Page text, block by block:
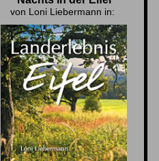
von Loni Liebermann in: